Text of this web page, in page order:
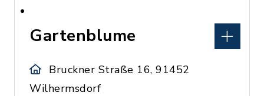
Gartenblume
Bruckner Straße 16, 91452
Wilhermsdorf